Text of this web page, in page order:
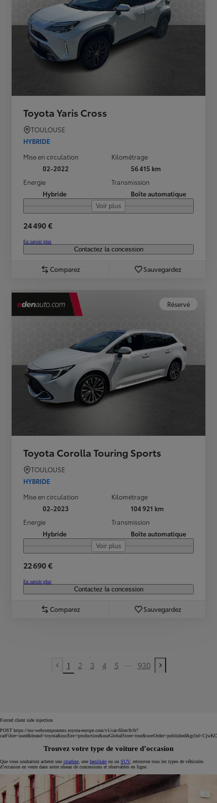
Toyota Yaris Cross
TOULOUSE
HYBRIDE
Mise en circulation
02-2022
Kilométrage
56 415 km
Energie
Hybride
Transmission
Boîte automatique
Voir plus
24 490 €
En savoir plus
Contactez la concession
Comparez Sauvegardez
Réservé
Toyota Corolla Touring Sports
TOULOUSE
HYBRIDE
Mise en circulation
02-2023
Kilométrage
104 921 km
Energie
Hybride
Transmission
Boîte automatique
Voir plus
22 690 €
En savoir plus
Contactez la concession
Comparez Sauvegardez
Previous page
1 2 3 4 5 ... 930
Next page
Forced client side injection
POST https://usc-webcomponents.toyota-europe.com/v1/car-filter/fr/fr?
Trouvez votre type de voiture d’occasion
Que vous souhaitiez acheter une citadine , une familiale ou un SUV, retrouvez tous les types de véhicules
d’occasion en vente dans notre réseau de concessions et réservables en ligne.